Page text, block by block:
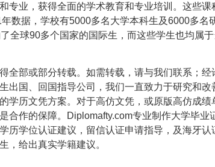
专业，获得全面的学术教育和专业培训。这些课
数据，学校有5000多名大学本科生及6000多名
全球90多个国家的国际生，而这些学生也均属
全部或部分转载。如需转载，请与我们联系；经
出国、回国指导公司，我们一直致力于研究和改
学历文凭方案。对于高仿文凭，或原版高仿成绩
合作的保障。Diplomafty.com专业制作大学毕业
历学位认证建议，留信认证申请指导，及海牙认
，给出真实学籍建议。